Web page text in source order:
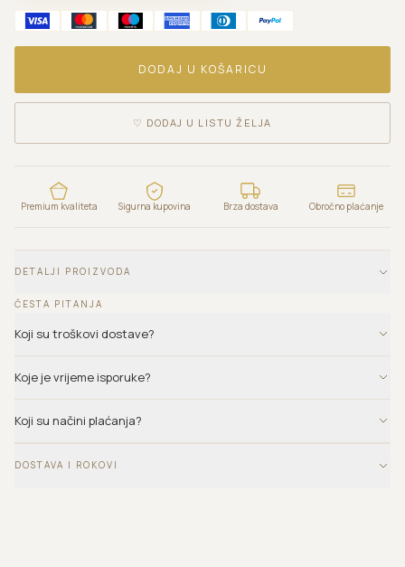
DODAJ U KOŠARICU
♡ DODAJ U LISTU ŽELJA
Premium kvaliteta Sigurna kupovina Brza dostava Obročno plaćanje
DETALJI PROIZVODA
ČESTA PITANJA
Koji su troškovi dostave?
Koje je vrijeme isporuke?
Koji su načini plaćanja?
DOSTAVA I ROKOVI